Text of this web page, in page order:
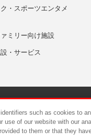
・スポーツエンタメ
ミリー向け施設
・サービス
such as cookies to
use of our website with our
to them or that they